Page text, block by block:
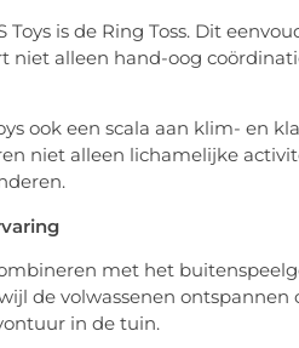
is de Ring Toss. Dit
niet alleen hand-oog
ook een scala aan klim- en
niet alleen lichamelijke
met het
de volwassenen
in de tuin.